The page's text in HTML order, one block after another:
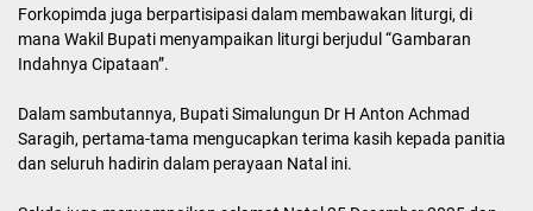
Forkopimda juga berpartisipasi dalam membawakan liturgi, di
mana Wakil Bupati menyampaikan liturgi berjudul “Gambaran
Indahnya Cipataan”.
Dalam sambutannya, Bupati Simalungun Dr H Anton Achmad
Saragih, pertama-tama mengucapkan terima kasih kepada panitia
dan seluruh hadirin dalam perayaan Natal ini.